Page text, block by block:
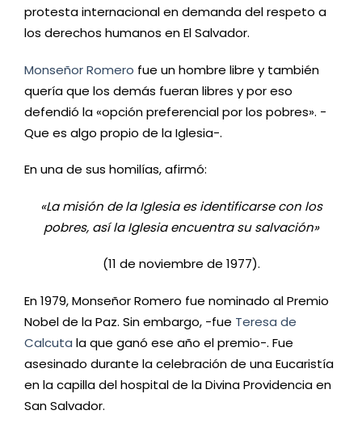
protesta internacional en demanda del respeto a
los derechos humanos en El Salvador.
Monseñor Romero fue un hombre libre y también
quería que los demás fueran libres y por eso
defendió la «opción preferencial por los pobres». -
Que es algo propio de la Iglesia-.
En una de sus homilías, afirmó:
«La misión de la Iglesia es identificarse con los
pobres, así la Iglesia encuentra su salvación»
(11 de noviembre de 1977).
En 1979, Monseñor Romero fue nominado al Premio
Nobel de la Paz. Sin embargo, -fue Teresa de
Calcuta la que ganó ese año el premio-. Fue
asesinado durante la celebración de una Eucaristía
en la capilla del hospital de la Divina Providencia en
San Salvador.